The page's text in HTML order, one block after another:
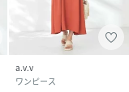
a.v.v
ワンピース